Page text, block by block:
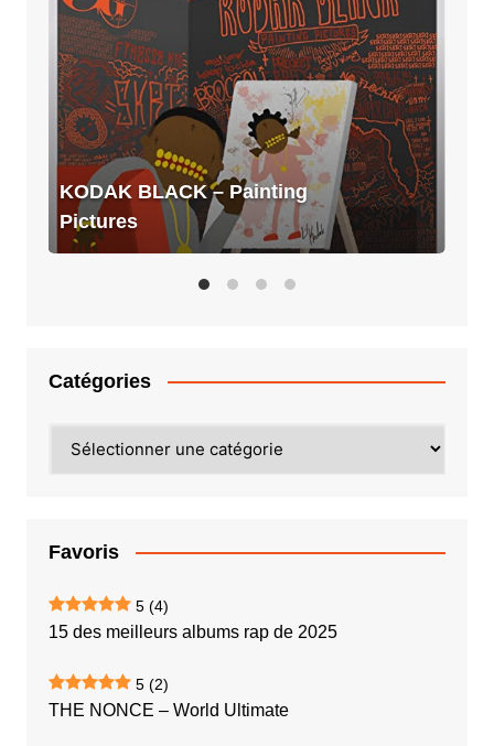
Painting
Pictures
KODAK BLACK – Painting
Pictures
Catégories
Favoris
5 (4)
15 des meilleurs albums rap de 2025
5 (2)
THE NONCE – World Ultimate